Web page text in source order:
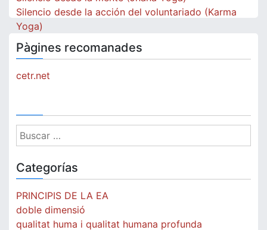
de
entradas
Silencio desde la acción del voluntariado (Karma
Yoga)
Pàgines recomanades
cetr.net
Buscar:
Categorías
PRINCIPIS DE LA EA
doble dimensió
qualitat huma i qualitat humana profunda